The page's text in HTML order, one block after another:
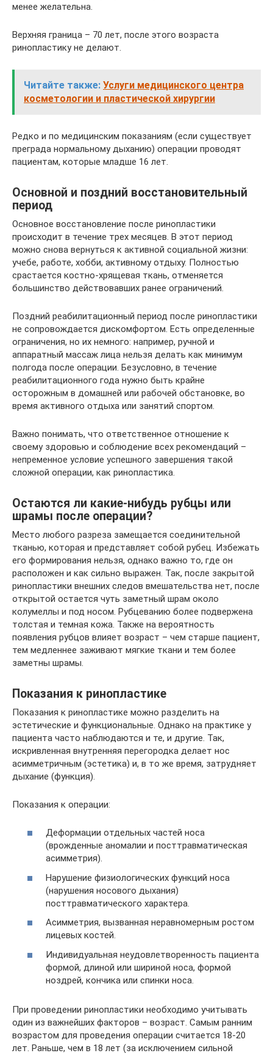
менее желательна.
Верхняя граница – 70 лет, после этого возраста
ринопластику не делают.
Читайте также: Услуги медицинского центра
косметологии и пластической хирургии
Редко и по медицинским показаниям (если существует
преграда нормальному дыханию) операции проводят
пациентам, которые младше 16 лет.
Основной и поздний восстановительный
период
Основное восстановление после ринопластики
происходит в течение трех месяцев. В этот период
можно снова вернуться к активной социальной жизни:
учебе, работе, хобби, активному отдыху. Полностью
срастается костно-хрящевая ткань, отменяется
большинство действовавших ранее ограничений.
Поздний реабилитационный период после ринопластики
не сопровождается дискомфортом. Есть определенные
ограничения, но их немного: например, ручной и
аппаратный массаж лица нельзя делать как минимум
полгода после операции. Безусловно, в течение
реабилитационного года нужно быть крайне
осторожным в домашней или рабочей обстановке, во
время активного отдыха или занятий спортом.
Важно понимать, что ответственное отношение к
своему здоровью и соблюдение всех рекомендаций –
непременное условие успешного завершения такой
сложной операции, как ринопластика.
Остаются ли какие-нибудь рубцы или
шрамы после операции?
Место любого разреза замещается соединительной
тканью, которая и представляет собой рубец. Избежать
его формирования нельзя, однако важно то, где он
расположен и как сильно выражен. Так, после закрытой
ринопластики внешних следов вмешательства нет, после
открытой остается чуть заметный шрам около
колумеллы и под носом. Рубцеванию более подвержена
толстая и темная кожа. Также на вероятность
появления рубцов влияет возраст – чем старше пациент,
тем медленнее заживают мягкие ткани и тем более
заметны шрамы.
Показания к ринопластике
Показания к ринопластике можно разделить на
эстетические и функциональные. Однако на практике у
пациента часто наблюдаются и те, и другие. Так,
искривленная внутренняя перегородка делает нос
асимметричным (эстетика) и, в то же время, затрудняет
дыхание (функция).
Показания к операции:
Деформации отдельных частей носа
(врожденные аномалии и посттравматическая
асимметрия).
Нарушение физиологических функций носа
(нарушения носового дыхания)
посттравматического характера.
Асимметрия, вызванная неравномерным ростом
лицевых костей.
Индивидуальная неудовлетворенность пациента
формой, длиной или шириной носа, формой
ноздрей, кончика или спинки носа.
При проведении ринопластики необходимо учитывать
один из важнейших факторов – возраст. Самым ранним
возрастом для проведения операции считается 18-20
лет. Раньше, чем в 18 лет (за исключением сильной